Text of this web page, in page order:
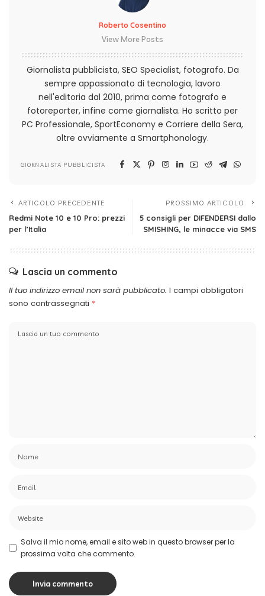
Roberto Cosentino
View More Posts
Giornalista pubblicista, SEO Specialist, fotografo. Da
sempre appassionato di tecnologia, lavoro
nell'editoria dal 2010, prima come fotografo e
fotoreporter, infine come giornalista. Ho scritto per
PC Professionale, SportEconomy e Corriere della Sera,
oltre ovviamente a Smartphonology.
GIORNALISTA PUBBLICISTA
ARTICOLO PRECEDENTE
Redmi Note 10 e 10 Pro: prezzi
per l’Italia
PROSSIMO ARTICOLO
5 consigli per DIFENDERSI dallo
SMISHING, le minacce via SMS
Lascia un commento
Il tuo indirizzo email non sarà pubblicato. I campi obbligatori
sono contrassegnati *
Salva il mio nome, email e sito web in questo browser per la
prossima volta che commento.